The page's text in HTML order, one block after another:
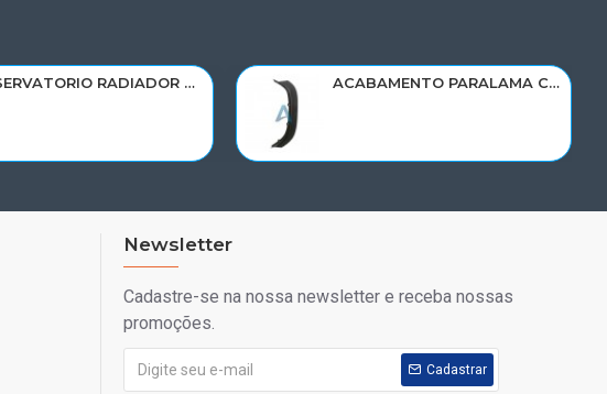
RESERVATORIO RADIADOR AGUA SCANIA 124 NTG P/G/R/S/XT 2019> 2545033/RP082 ACABAMENTO PARALAMA CABINE SCANIA NTG P/G/R/S LD PARTE DIANT 2298022
Newsletter
Cadastre-se na nossa newsletter e receba nossas
promoções.
Cadastrar